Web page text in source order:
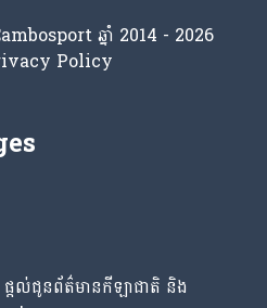
ឆ្នាំ 2014 - 2026
Policy
តល់ជូនព័ត៌មានកីឡាជាតិ និង